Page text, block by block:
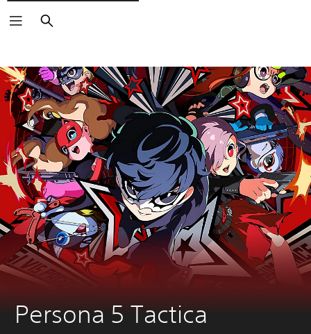
Suchen
Persona 5 Tactica